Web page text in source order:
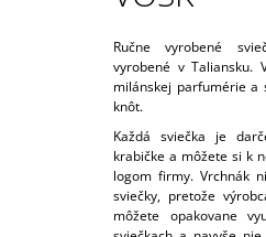
Ručne vyrobené
vyrobené v Taliansku.
milánskej parfumérie a
knôt.
Každá sviečka je
krabičke a môžete si k
logom firmy. Vrchnák
sviečky, pretože
môžete opakovane